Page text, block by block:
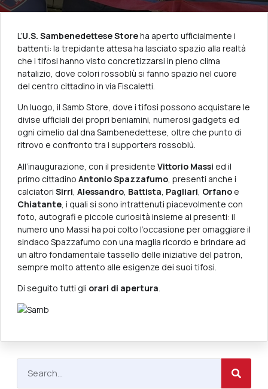
L’U.S. Sambenedettese Storeha aperto ufficialmente i
battenti: la trepidante attesa ha lasciato spazio alla realtà
che i tifosi hanno visto concretizzarsi in pieno clima
natalizio, dove colori rossoblù si fanno spazio nel cuore
del centro cittadino in via Fiscaletti.
Un luogo, il Samb Store, dove i tifosi possono acquistare le
divise ufficiali dei propri beniamini, numerosi gadgets ed
ogni cimelio dal dna Sambenedettese, oltre che punto di
ritrovo e confronto tra i supporters rossoblù.
All’inaugurazione, con il presidente Vittorio Massi ed il
primo cittadino Antonio Spazzafumo , presenti anche i
calciatori Sirri Alessandro Battista Pagliari Orfano e
Chiatante , i quali si sono intrattenuti piacevolmente con
foto, autografi e piccole curiosità insieme ai presenti: il
numero uno Massi ha poi colto l’occasione per omaggiare il
sindaco Spazzafumo con una maglia ricordo e brindare ad
un altro fondamentale tassello delle iniziative del patron,
sempre molto attento alle esigenze dei suoi tifosi.
Di seguito tutti gli orari di apertura.